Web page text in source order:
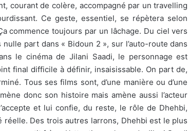
courant de colère, accompagné par un travelling
Ce geste, essentiel, se répètera selon
commence toujours par un lâchage. Du ciel vers
part dans « Bidoun 2 », sur l’auto-route dans
le cinéma de Jilani Saadi, le personnage est
final difficile à définir, insaisissable. On part de,
Tous ses films sont, d’une manière ou d’une
donc son histoire mais amène aussi l’acteur
et lui confie, du reste, le rôle de Dhehbi,
Des trois autres larrons, Dhehbi est le plus